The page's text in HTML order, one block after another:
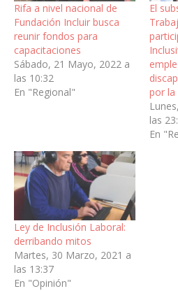
Rifa a nivel nacional de
Fundación Incluir busca
reunir fondos para
capacitaciones
Sábado, 21 Mayo, 2022 a
las 10:32
En "Regional"
El
por la
las
En
Ley de Inclusión Laboral:
derribando mitos
Martes, 30 Marzo, 2021 a
las 13:37
En "Opinión"